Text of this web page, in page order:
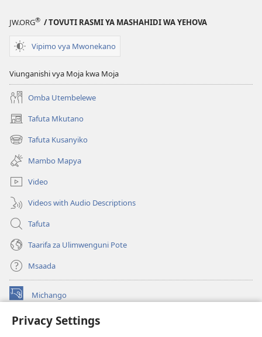
Privacy Settings
JW.ORG® / TOVUTI RASMI YA MASHAHIDI WA YEHOVA
Vipimo vya Mwonekano
Viunganishi vya Moja kwa Moja
Omba Utembelewe
Tafuta Mkutano
(opens
new
window)
Tafuta Kusanyiko
(opens
new
window)
Mambo Mapya
Video
Videos with Audio Descriptions
Tafuta
Taarifa za Ulimwenguni Pote
Msaada
Michango
(opens
window)Watchtower MAKTABA KWENYE MTANDAO™